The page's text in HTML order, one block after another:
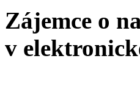
Zájemce o
v